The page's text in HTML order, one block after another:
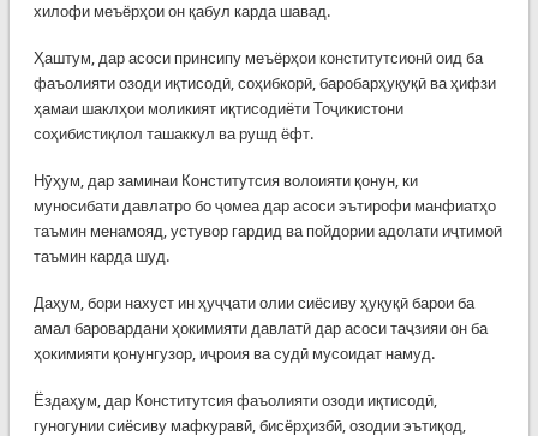
хилофи меъёрҳои он қабул карда шавад.
Ҳаштум, дар асоси принсипу меъёрҳои конститутсионӣ оид ба
фаъолияти озоди иқтисодӣ, соҳибкорӣ, баробарҳуқуқӣ ва ҳифзи
ҳамаи шаклҳои моликият иқтисодиёти Тоҷикистони
соҳибистиқлол ташаккул ва рушд ёфт.
Нӯҳум, дар заминаи Конститутсия волоияти қонун, ки
муносибати давлатро бо ҷомеа дар асоси эътирофи манфиатҳо
таъмин менамояд, устувор гардид ва пойдории адолати иҷтимоӣ
таъмин карда шуд.
Даҳум, бори нахуст ин ҳуҷҷати олии сиёсиву ҳуқуқӣ барои ба
амал баровардани ҳокимияти давлатӣ дар асоси таҷзияи он ба
ҳокимияти қонунгузор, иҷроия ва судӣ мусоидат намуд.
Ёздаҳум, дар Конститутсия фаъолияти озоди иқтисодӣ,
гуногунии сиёсиву мафкуравӣ, бисёрҳизбӣ, озодии эътиқод,